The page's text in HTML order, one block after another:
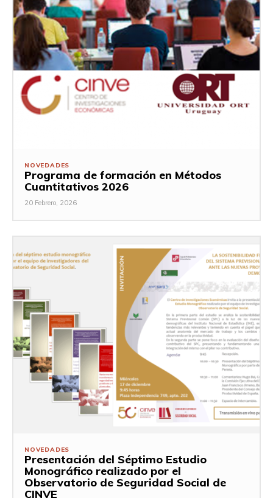
NOVEDADES
Programa de formación en Métodos
Cuantitativos 2026
20 Febrero, 2026
NOVEDADES
Presentación del Séptimo Estudio
Monográfico realizado por el
Observatorio de Seguridad Social de
CINVE